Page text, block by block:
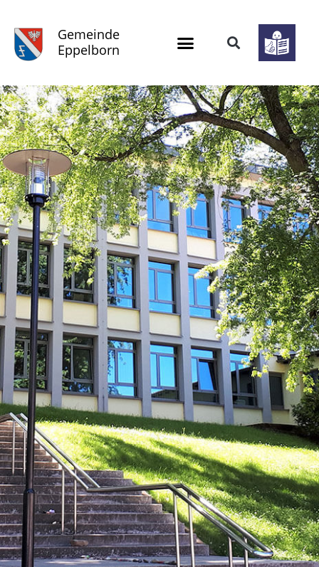
Gemeinde
Eppelborn